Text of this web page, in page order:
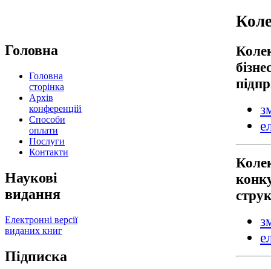
Головна
Головна
сторінка
Архів
конференцій
Способи
оплати
Послуги
Контакти
Наукові
видання
Електронні версії
виданих книг
Підписка